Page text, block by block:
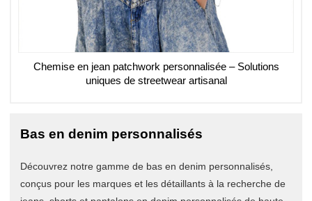
Chemise en jean patchwork personnalisée – Solutions
uniques de streetwear artisanal
Bas en denim personnalisés
Découvrez notre gamme de bas en denim personnalisés,
conçus pour les marques et les détaillants à la recherche de